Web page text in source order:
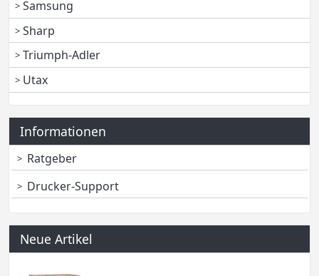
Samsung
Sharp
Triumph-Adler
Utax
Informationen
Ratgeber
Drucker-Support
Neue Artikel